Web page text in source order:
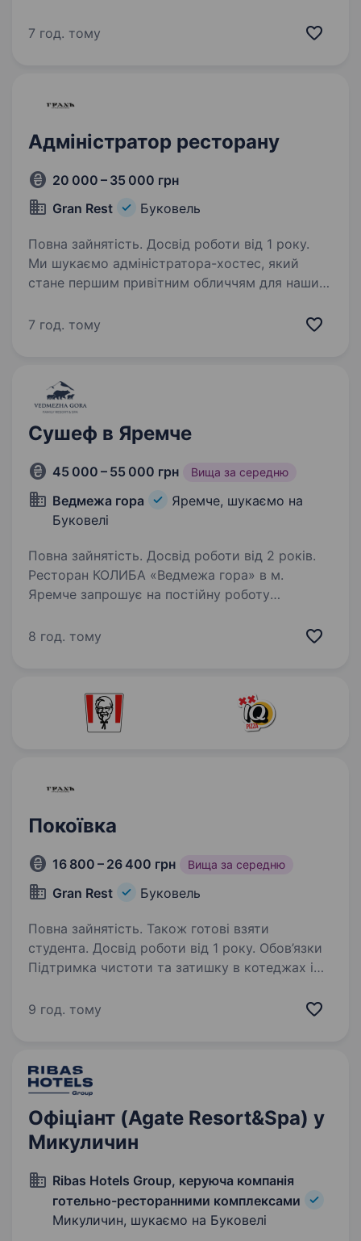
спілкування та сучасної коктейльної культури
7 год. тому
Адміністратор ресторану
20 000 – 35 000 грн
Gran Rest
Буковель
Повна зайнятість. Досвід роботи від 1 року.
Ми шукаємо адміністратора-хостес, який
стане першим привітним обличчям для наших
відпочинок та забезпечуватиме комфорт під
7 год. тому
Сушеф в Яремче
45 000 – 55 000 грн Вища за середню
Ведмежа гора
Яремче, шукаємо на
Буковелі
Повна зайнятість. Досвід роботи від 2 років.
Ресторан КОЛИБА «Ведмежа гора» в м.
Яремче запрошує на постійну роботу
зручний графік роботи, офіційне
8 год. тому
Покоївка
16 800 – 26 400 грн Вища за середню
Gran Rest Буковель
Повна зайнятість. Також готові взяти
студента. Досвід роботи від 1 року. Обов’язки
Підтримка чистоти та затишку в котеджах і
Прибирання котеджів після виїзду гостей і
та санітарних…
9 год. тому
Офіціант (Agate Resort&Spa) у
Микуличин
Ribas Hotels Group, керуюча компанія
готельно-ресторанними комплексами
Микуличин, шукаємо на Буковелі